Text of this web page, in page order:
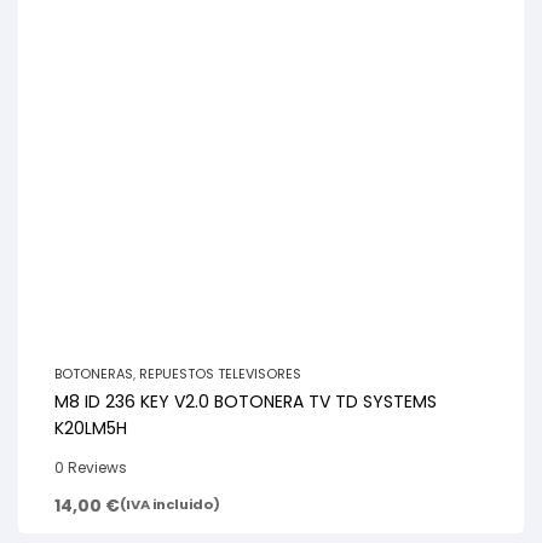
BOTONERAS, REPUESTOS TELEVISORES
M8 ID 236 KEY V2.0 BOTONERA TV TD SYSTEMS
K20LM5H
0 Reviews
14,00 €(IVA incluido)